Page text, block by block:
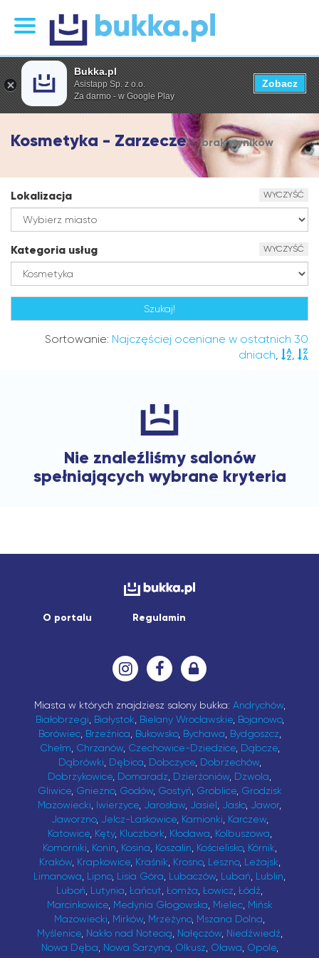
Kosmetyka - Zarzecze brak wyników
Lokalizacja WYCZYŚĆ
Kategoria usług WYCZYŚĆ
Sortowanie: Najczęściej oceniane w ostatnich 30
dniach, ,
Nie znaleźliśmy salonów
spełniających wybrane kryteria
O portalu Regulamin
Miasta w których znajdziesz salony bukka: Andrychów,
Białobrzegi, Białystok, Bielany Wrocławskie, Bojanowo,
Borówiec, Brzeźnica, Bukowsko, Bychawa, Bydgoszcz,
Chełm, Chrzanów, Czechowice-Dziedzice, Dąbcze,
Dąbrówki, Dębica, Dobczyce, Dobrzechów,
Dobrzykowice, Domaradz, Dzierżoniów, Dzwola,
Gliwice, Gniezno, Godów, Gostyń, Groblice, Grodzisk
Mazowiecki, Iwierzyce, Jarosław, Jasiel, Jasło, Jawor,
Jaworzno, Jelcz-Laskowice, Kamionki, Karczew,
Katowice, Kęty, Kluczbork, Kłodawa, Kolbuszowa,
Komorniki, Konin, Kosina, Koszalin, Kościelisko, Kórnik,
Kraków, Krapkowice, Kraśnik, Krosno, Leszno, Leżajsk,
Limanowa, Lipno, Lisia Góra, Lubaczów, Lubań, Lublin,
Luboń, Lutynia, Łańcut, Łomża, Łowicz, Łódź,
Marcinkowice, Medynia Głogowska, Mielec, Mińsk
Mazowiecki, Mirków, Mrzeżyno, Mszana Dolna,
Myślenice, Nakło nad Notecią, Nałęczów, Niedźwiedź,
Nowa Dęba, Nowa Sarzyna, Olkusz, Oława, Opole,
Bukka.pl
Asistapp Sp. z o.o.
Za darmo - w Google Play
Zobacz